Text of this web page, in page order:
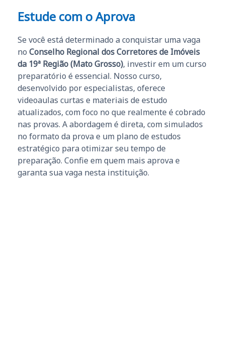
Estude com o Aprova
Se você está determinado a conquistar uma vaga
no Conselho Regional dos Corretores de Imóveis
da 19ª Região (Mato Grosso), investir em um curso
preparatório é essencial. Nosso curso,
desenvolvido por especialistas, oferece
videoaulas curtas e materiais de estudo
atualizados, com foco no que realmente é cobrado
nas provas. A abordagem é direta, com simulados
no formato da prova e um plano de estudos
estratégico para otimizar seu tempo de
preparação. Confie em quem mais aprova e
garanta sua vaga nesta instituição.